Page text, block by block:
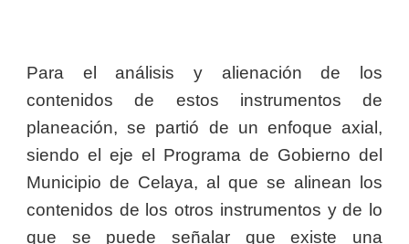
Para el análisis y alienación de los
contenidos de estos instrumentos de
planeación, se partió de un enfoque axial,
siendo el eje el Programa de Gobierno del
Municipio de Celaya, al que se alinean los
contenidos de los otros instrumentos y de lo
que se puede señalar que existe una